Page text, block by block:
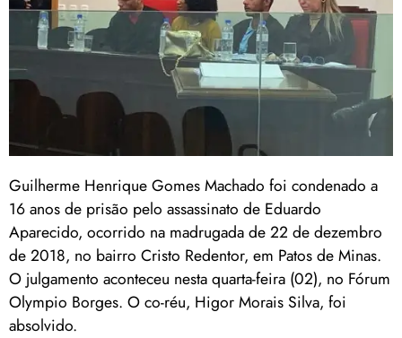
Guilherme Henrique Gomes Machado foi condenado a
16 anos de prisão pelo assassinato de Eduardo
Aparecido, ocorrido na madrugada de 22 de dezembro
de 2018, no bairro Cristo Redentor, em Patos de Minas.
O julgamento aconteceu nesta quarta-feira (02), no Fórum
Olympio Borges. O co-réu, Higor Morais Silva, foi
absolvido.